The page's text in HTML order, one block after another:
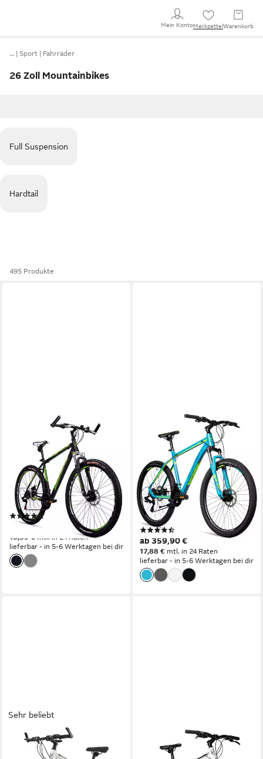
Mein KontoMerkzettel Warenkorb
… Sport Fahrräder
26 Zoll Mountainbikes
Full Suspension
Hardtail
495 Produkte
BERGSTEIGER
Mountainbike Detroit 29 Zoll
Mountainbike, geeignet ab
170 cm
51 cm Rahmenhöhe
21 Gänge
100 kg Zul. Gesamtgewicht
329,90 €
16,39 € mtl. in 24 Raten
lieferbar - in 5-6 Werktagen bei dir
Mountainbike Makalu 26, 29
Zoll Mountainbike Alu,
geeignet ab 150 cm, Damen,
Herren
48 cm Rahmenhöhe
21 Gänge
100 kg Zul. Gesamtgewicht
ab 359,90 €
17,88 € mtl. in 24 Raten
lieferbar - in 5-6 Werktagen bei dir
Sehr beliebt
LAUXJACK
Mountainbike AX4.0 Fahrrad
Mountainbike Makalu 26, 29